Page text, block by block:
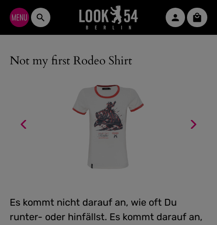
Zum Hauptinhalt springen
Not my first Rodeo Shirt
Es kommt nicht darauf an, wie oft Du
runter- oder hinfällst. Es kommt darauf an,